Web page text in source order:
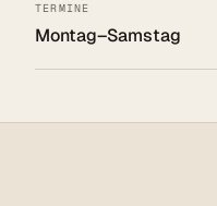
TERMINE
Montag–Samstag